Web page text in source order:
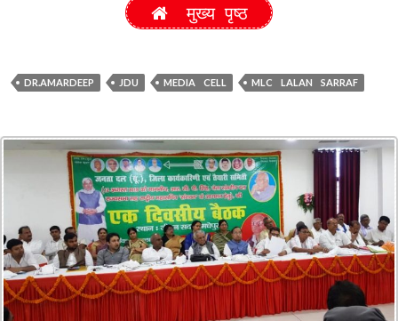
मुख्य पृष्ठ
DR.AMARDEEP JDU MEDIA CELL MLC LALAN SARRAF